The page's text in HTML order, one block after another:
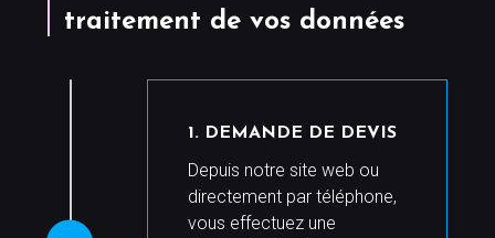
traitement de vos données
1. DEMANDE DE DEVIS
Depuis notre site web ou
directement par téléphone,
vous effectuez une